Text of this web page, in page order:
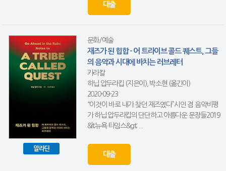
대출
알라딘
문화/예술
재즈가 된 힙합 - 어 트라이브 콜드 퀘스트, 그들
의 음악과 시대에 바치는 러브레터
카라칼
하닙 압두라킵 (지은이), 박소현 (옮긴이)
2020-09-23
“이것이 바로 내가 찾던 재즈였다”시인 겸 음악비평
가 하닙 압두라킵의 단단하고 아름다운 문장들2019
&lt;뉴욕 타임스&gt; ...
대출